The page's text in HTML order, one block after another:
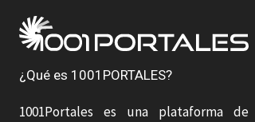
¿Qué es 1001PORTALES?
1001Portales es una plataforma de